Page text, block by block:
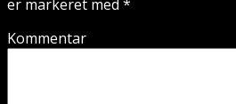
er markeret med *
Kommentar